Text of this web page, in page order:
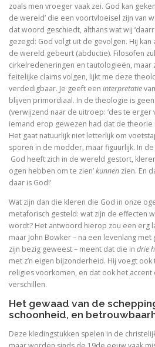
Nieuw atheïsme, een
Levensbeschouwing
Luther. Zijn
Platoonse liefde
Onder dezelfde sterren
Christelijke
Afsluitend
De Wittenbergse
De Bijbel voor
zoals men vroeger vaak zei. God kan
de wereld’ die een voortvloeisel zijn van
dat woord geschiedt, althans wat wij
gezegd: God volgt uit de gevolgen. Hij
de wereld gebeurt (abductie). Filosofen
cirkelredeneringen en tautologieën, maar
feitelijke claims volgen, lijkt me deze
verdedigbaar. Je geeft een interpretatie
blijven primordiaal. In de theologie is
(verwijzend naar de uitroep: ‘des te erger
iemand erop gewezen had dat de
Het gaat natuurlijk niet letterlijk om
sporen in de modder, maar figuurlijk. In de
God heeft zich in de wereld gestort,
ogen hebben om te zien’kunnen zien. En
daar is God!’
Wat zijn dan die kleren die God in onze
metaforisch gesteld: wat zijn de effecten
wordt? Het antwoord hierop zou een erg
maar John Bowker – na een levenlang
zijn bezig geweest – meent dat die in drie
met z’n eigen bijzonderheid. Hij voegt
religies voorkomen, en dat ook het accent
verschillen.
Het gewaad van de
schoonheid, en
Deze kledingstukken spelen in de